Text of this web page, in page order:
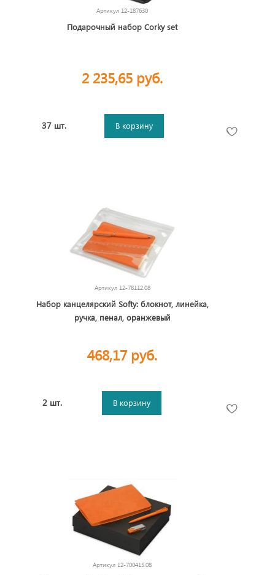
Артикул 12-187630
Подарочный набор Corky set
2 235,65 руб.
37 шт. В корзину
Артикул 12-78112.08
Набор канцелярский Softy: блокнот, линейка,
ручка, пенал, оранжевый
468,17 руб.
2 шт. В корзину
Артикул 12-700415.08